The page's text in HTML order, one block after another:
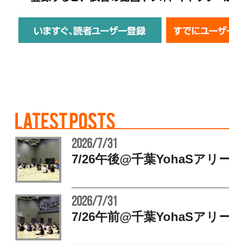
2026/7/31
7/26午後@千葉YohaSア
2026/7/31
7/26午前@千葉YohaSア